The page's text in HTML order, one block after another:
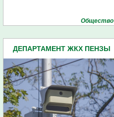
Общество
ДЕПАРТАМЕНТ ЖКХ ПЕНЗЫ